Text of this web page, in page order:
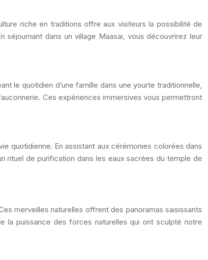
riche en traditions offre aux visiteurs la possibilité de
séjournant dans un village Maasai, vous découvrirez leur
le quotidien d’une famille dans une yourte traditionnelle,
Ces expériences immersives vous permettront
quotidienne. En assistant aux cérémonies colorées dans
rituel de purification dans les eaux sacrées du temple de
merveilles naturelles offrent des panoramas saisissants
la puissance des forces naturelles qui ont sculpté notre